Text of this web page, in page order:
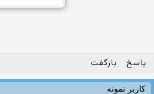
پاسخ بازگفت
کاربر نمونه